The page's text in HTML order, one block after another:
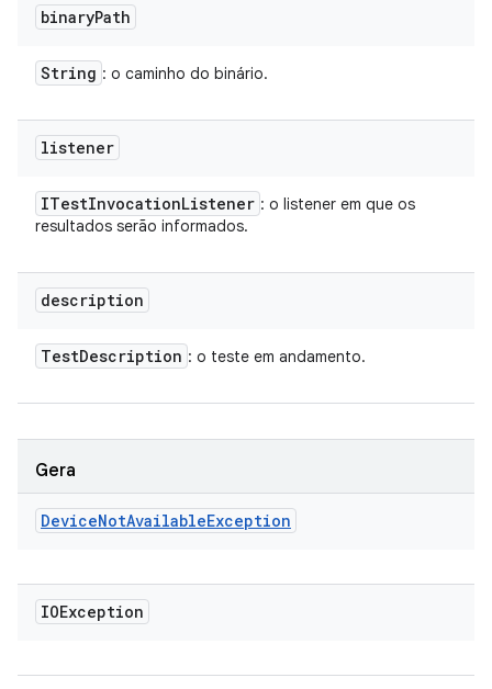
binaryPath
String : o caminho do binário.
listener
ITestInvocationListener : o listener em que os
resultados serão informados.
description
TestDescription : o teste em andamento.
Gera
DeviceNotAvailableException
IOException